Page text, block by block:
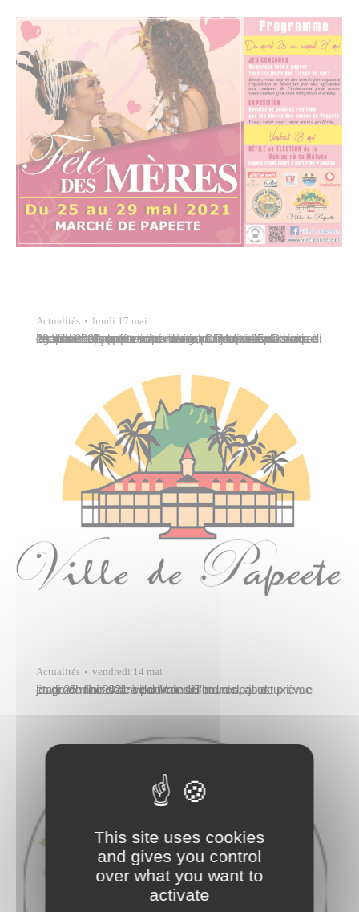
Actualités lundi 17 mai
La Ville de Papeete vous invite, du mardi 25 au samedi 29 mai 2021, au marché municipal Mapuru a Paraita à l’occasion de la fête des mères. C’est avec plaisir que les commerçants vous aideront à trouver le cadeau coup de cœur pour votre maman. Profitez-en également pour participer au grand jeu concours mis en…
Actualités vendredi 14 mai
La prochaine séance du conseil municipal est prévue jeudi 25 mai 2021 à partir de 16 heures, au deuxième étage de l’hôtel de ville. Voir ici l’ordre du jour.
This site uses cookies
and gives you control
over what you want to
activate